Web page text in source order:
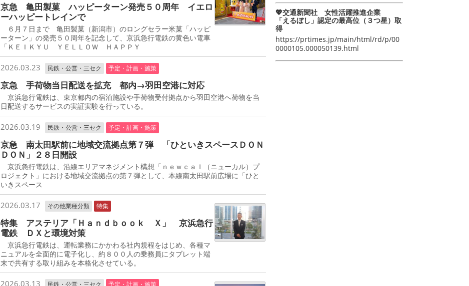
京急 亀田製菓 ハッピーターン発売５０周年 イエロ
ーハッピートレインで
６月７日まで 亀田製菓（新潟市）のロングセラー米菓「ハッピ
ーターン」の発売５０周年を記念して、京浜急行電鉄の黄色い電車
「ＫＥＩＫＹＵ ＹＥＬＬＯＷ ＨＡＰＰＹ
2026.03.23 民鉄・公営・三セク 予定・計画・施策
京急 手荷物当日配送を拡充 都内→羽田空港に対応
京浜急行電鉄は、東京都内の宿泊施設や手荷物受付拠点から羽田空港へ荷物を当
日配送するサービスの実証実験を行っている。
2026.03.19 民鉄・公営・三セク 予定・計画・施策
京急 南太田駅前に地域交流拠点第７弾 「ひといきスペースＤＯＮ
ＤＯＮ」２８日開設
京浜急行電鉄は、沿線エリアマネジメント構想「ｎｅｗｃａｌ（ニューカル）プ
ロジェクト」における地域交流拠点の第７弾として、本線南太田駅前広場に「ひと
いきスペース
2026.03.17 その他業種分類 特集
特集 アステリア「Ｈａｎｄｂｏｏｋ Ｘ」 京浜急行
電鉄 ＤＸと環境対策
京浜急行電鉄は、運転業務にかかわる社内規程をはじめ、各種マ
ニュアルを全面的に電子化し、約８００人の乗務員にタブレット端
末で共有する取り組みを本格化させている。
2026.03.13
💖交通新聞社 女性活躍推進企業
「えるぼし」認定の最高位（３つ星）取
得
https://prtimes.jp/main/html/rd/p/00
0000105.000050139.html